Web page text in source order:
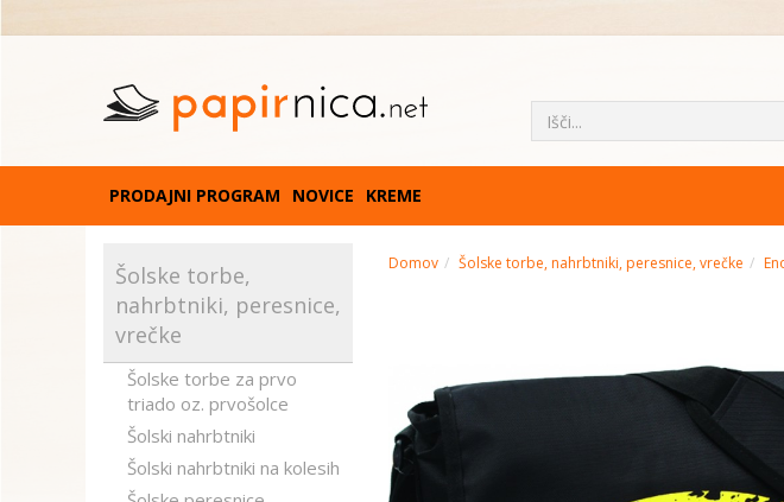
PRODAJNI PROGRAM NOVICE KREME
Šolske torbe,
nahrbtniki, peresnice,
vrečke
Šolske torbe za prvo
triado oz. prvošolce
Šolski nahrbtniki
Šolski nahrbtniki na kolesih
Domov Šolske torbe, nahrbtniki, peresnice, vrečke